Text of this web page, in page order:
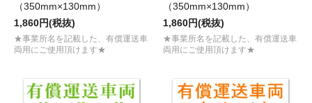
（350mm×130mm）
1,860円(税抜)
★事業所名を記載した、有償運送車
両用にご使用頂けます★
（350mm×130mm）
1,860円(税抜)
★事業所名を記載した、有償運送車
両用にご使用頂けます★